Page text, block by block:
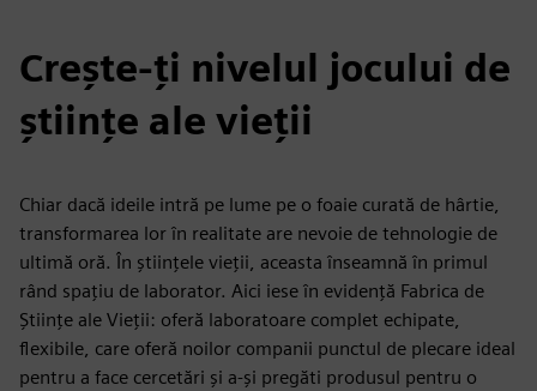
Crește-ți nivelul jocului de
științe ale vieții
Chiar dacă ideile intră pe lume pe o foaie curată de hârtie,
transformarea lor în realitate are nevoie de tehnologie de
ultimă oră. În științele vieții, aceasta înseamnă în primul
rând spațiu de laborator. Aici iese în evidență Fabrica de
Științe ale Vieții: oferă laboratoare complet echipate,
flexibile, care oferă noilor companii punctul de plecare ideal
pentru a face cercetări și a-și pregăti produsul pentru o